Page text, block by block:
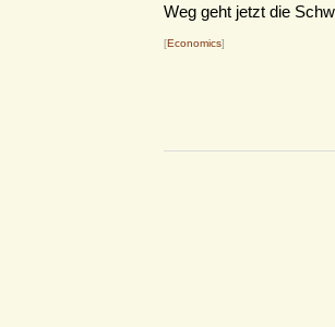
Weg geht jetzt die
[Economics]